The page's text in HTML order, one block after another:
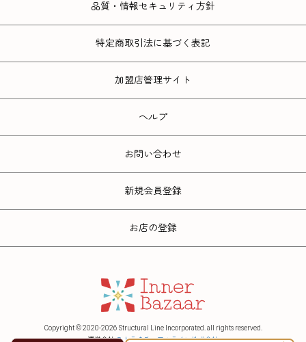
品質・情報セキュリティ方針
特定商取引法に基づく表記
加盟店管理サイト
ヘルプ
お問い合わせ
新規会員登録
お店の登録
Copyright © 2020-2026 Structural Line Incorporated. all rights reserved.
運営会社ストラクチュアルライン株式会社